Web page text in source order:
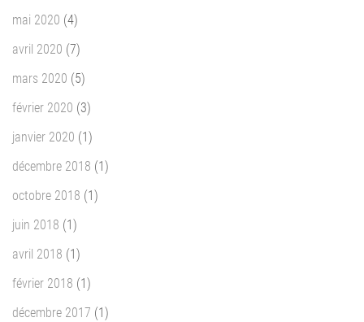
mai 2020 (4)
avril 2020 (7)
mars 2020 (5)
février 2020 (3)
janvier 2020 (1)
décembre 2018 (1)
octobre 2018 (1)
juin 2018 (1)
avril 2018 (1)
février 2018 (1)
décembre 2017 (1)